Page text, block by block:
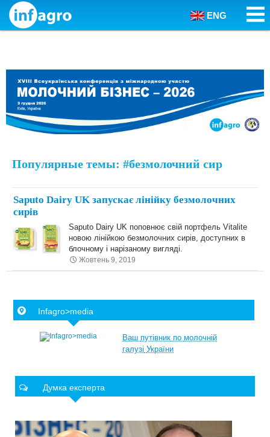
Skip to content
ENG
Популярные темы: #безмолочний сир
Saputo Dairy UK запускає лінійку безмолочних
сирів
Saputo Dairy UK поповнює свій портфель Vitalite
новою лінійкою безмолочних сирів, доступних в
блочному і нарізаному вигляді.
Жовтень 9, 2019
Infagro>media
Ваш путівник по молочній
галузі України
Думка експерта